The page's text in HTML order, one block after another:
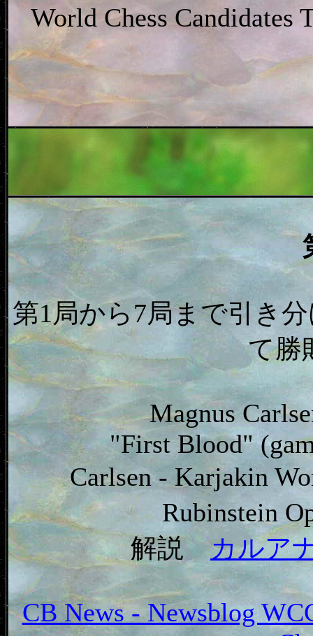
World Chess Candidates
第1局から7局まで引き
て勝
Magnus
"First Blood"
Carlsen - Karjakin
Rubinstein
解説カルア
CB News - Newsblog